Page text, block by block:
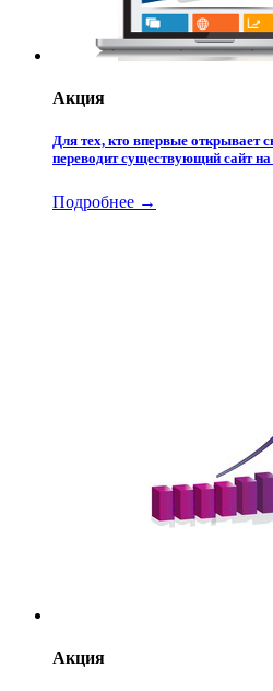
Акция
Для тех, кто впервые открывает
переводит существующий сайт
Подробнее →
Акция